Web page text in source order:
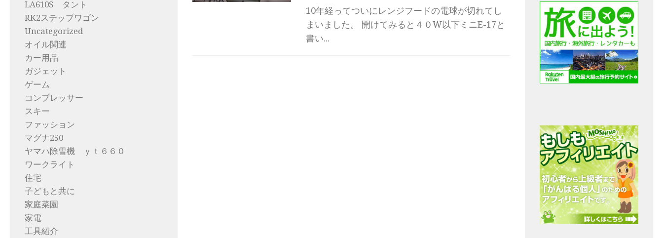
10年経ってついにレンジフードの電球が切れてし
まいました。 開けてみると４０W以下ミニE-17と
書い...
LA610S タント
RK2ステップワゴン
Uncategorized
オイル関連
カー用品
ガジェット
ゲーム
コンプレッサー
スキー
ファッション
マグナ250
ヤマハ除雪機 ｙｔ６６０
ワークライト
住宅
子どもと共に
家庭菜園
家電
工具紹介